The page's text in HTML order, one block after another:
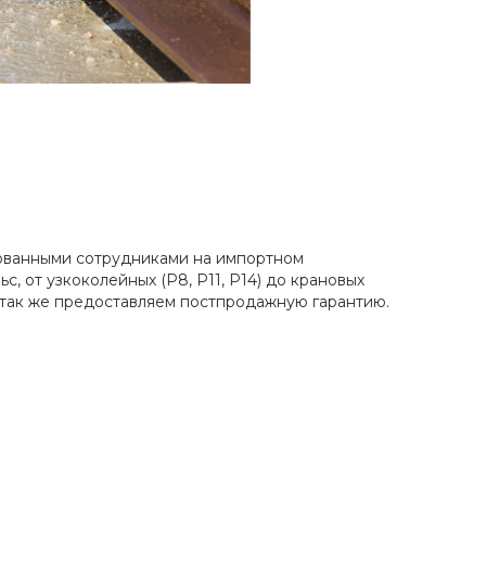
сотрудниками на импортном
от узкоколейных (Р8, Р11, Р14) до крановых
же предоставляем постпродажную гарантию.